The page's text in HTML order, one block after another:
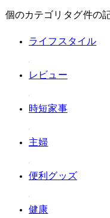
711 個のカテゴリタグ / 222 件
#ライフスタイル
#レビュー
#時短家事
#主婦
#便利グッズ
#健康